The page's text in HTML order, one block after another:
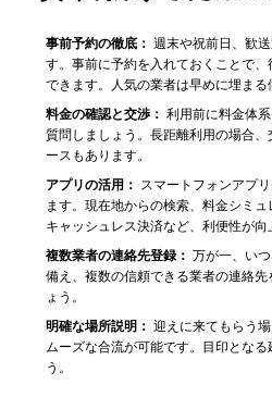
事前予約の徹底： 週末や祝前日、歓
す。事前に予約を入れておくことで
できます。人気の業者は早めに埋まる
料金の確認と交渉： 利用前に料金体
質問しましょう。長距離利用の場合
ースもあります。
アプリの活用： スマートフォンアプ
ます。現在地からの検索、料金シミュ
キャッシュレス決済など、利便性が向
複数業者の連絡先登録： 万が一、い
備え、複数の信頼できる業者の連絡
ょう。
明確な場所説明： 迎えに来てもらう
ムーズな合流が可能です。目印とな
う。